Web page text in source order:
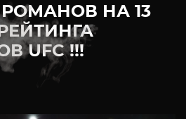
НА 13
UFC !!!